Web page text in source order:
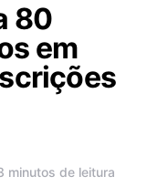
80
em
minutos de leitura